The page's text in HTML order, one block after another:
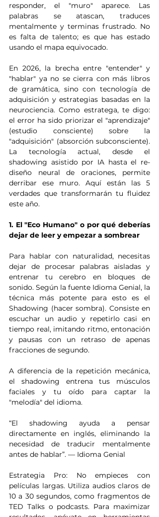
responder, el "muro" aparece. Las
palabras se atascan, traduces
mentalmente y terminas frustrado. No
es falta de talento; es que has estado
usando el mapa equivocado.
En 2026, la brecha entre "entender" y
"hablar" ya no se cierra con más libros
de gramática, sino con tecnología de
adquisición y estrategias basadas en la
neurociencia. Como estratega, te digo:
el error ha sido priorizar el "aprendizaje"
(estudio consciente) sobre la
"adquisición" (absorción subconsciente).
La tecnología actual, desde el
shadowing asistido por IA hasta el re-
diseño neural de oraciones, permite
derribar ese muro. Aquí están las 5
verdades que transformarán tu fluidez
este año.
1. El "Eco Humano" o por qué deberías
dejar de leer y empezar a sombrear
Para hablar con naturalidad, necesitas
dejar de procesar palabras aisladas y
entrenar tu cerebro en bloques de
sonido. Según la fuente Idioma Genial, la
técnica más potente para esto es el
Shadowing (hacer sombra). Consiste en
escuchar un audio y repetirlo casi en
tiempo real, imitando ritmo, entonación
y pausas con un retraso de apenas
fracciones de segundo.
A diferencia de la repetición mecánica,
el shadowing entrena tus músculos
faciales y tu oído para captar la
"melodía" del idioma.
“El shadowing ayuda a pensar
directamente en inglés, eliminando la
necesidad de traducir mentalmente
antes de hablar”. — Idioma Genial
Estrategia Pro: No empieces con
películas largas. Utiliza audios claros de
10 a 30 segundos, como fragmentos de
TED Talks o podcasts. Para maximizar